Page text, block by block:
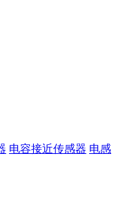
电容接近传感器 电感